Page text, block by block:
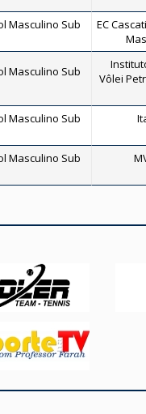
Masculino Sub
EC
Masculino Sub
Vôlei
Masculino Sub
Masculino Sub